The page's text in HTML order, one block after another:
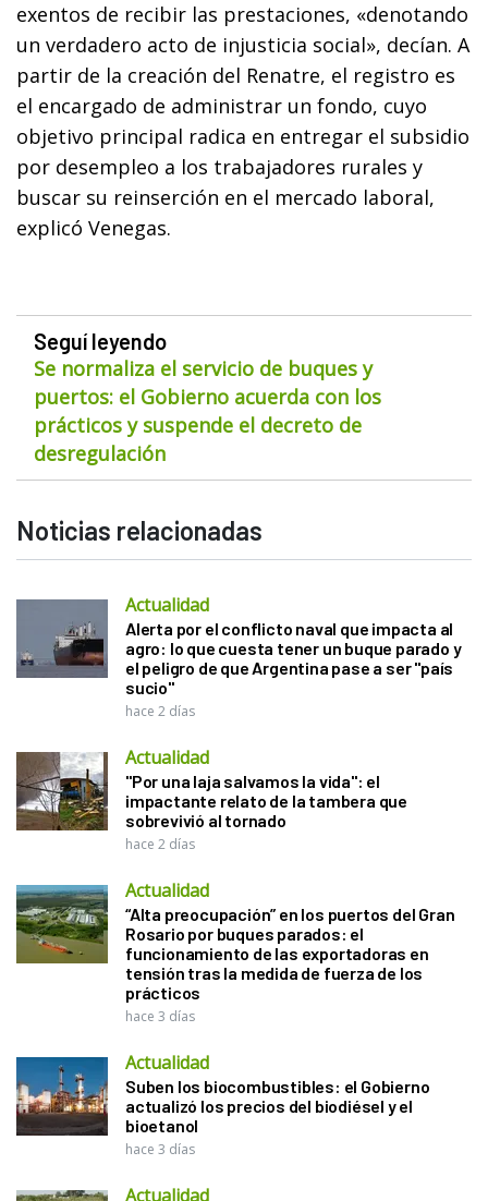
exentos de recibir las prestaciones, «denotando
un verdadero acto de injusticia social», decían. A
partir de la creación del Renatre, el registro es
el encargado de administrar un fondo, cuyo
objetivo principal radica en entregar el subsidio
por desempleo a los trabajadores rurales y
buscar su reinserción en el mercado laboral,
explicó Venegas.
Seguí leyendo
Se normaliza el servicio de buques y
puertos: el Gobierno acuerda con los
prácticos y suspende el decreto de
desregulación
Noticias relacionadas
Actualidad
Alerta por el conflicto naval que impacta al
agro: lo que cuesta tener un buque parado y
el peligro de que Argentina pase a ser "país
sucio"
hace 2 días
Actualidad
"Por una laja salvamos la vida": el
impactante relato de la tambera que
sobrevivió al tornado
hace 2 días
Actualidad
“Alta preocupación” en los puertos del Gran
Rosario por buques parados: el
funcionamiento de las exportadoras en
tensión tras la medida de fuerza de los
prácticos
hace 3 días
Actualidad
Suben los biocombustibles: el Gobierno
actualizó los precios del biodiésel y el
bioetanol
hace 3 días
Actualidad